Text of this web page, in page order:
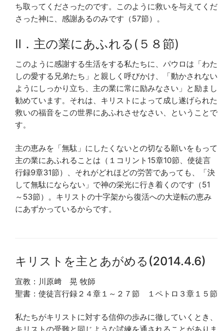
ち取ってくださったのです。このように救いを与えてくだ
さった神に、感謝あるのみです（57節）。
Ⅱ．主の業にあふれる(５８節)
このように感謝する生活をする私たちに、パウロは「わた
しの愛する兄弟たち」と親しく呼びかけ、「動かされない
ようにしっかり立ち、主の業に常に励みなさい」と励まし
勧めています。それは、キリストによって成し遂げられた
救いの福音をこの世界にあふれさせなさい、ということで
す。
主の恵みを「無駄」にしたくないとの切なる願いをもって
主の業にあふれることは（１コリント15章10節、使徒言
行録9章31節）、それがどれほどの労苦であっても、「決
して無駄にならない」で神の栄光に行き着くのです（51
～53節）。キリストの十字架から復活への大逆転の恵み
にあずかっているからです。
キリストを主とあがめる(2014.4.6)
宣教：川原﨑 晃 牧師
聖書：使徒言行録２４章１～２７節 １ペトロ３章１５節
私たちがキリストに対する信仰の歩みに徹していくとき、
キリストの受難と同じような試練を通されることがありま